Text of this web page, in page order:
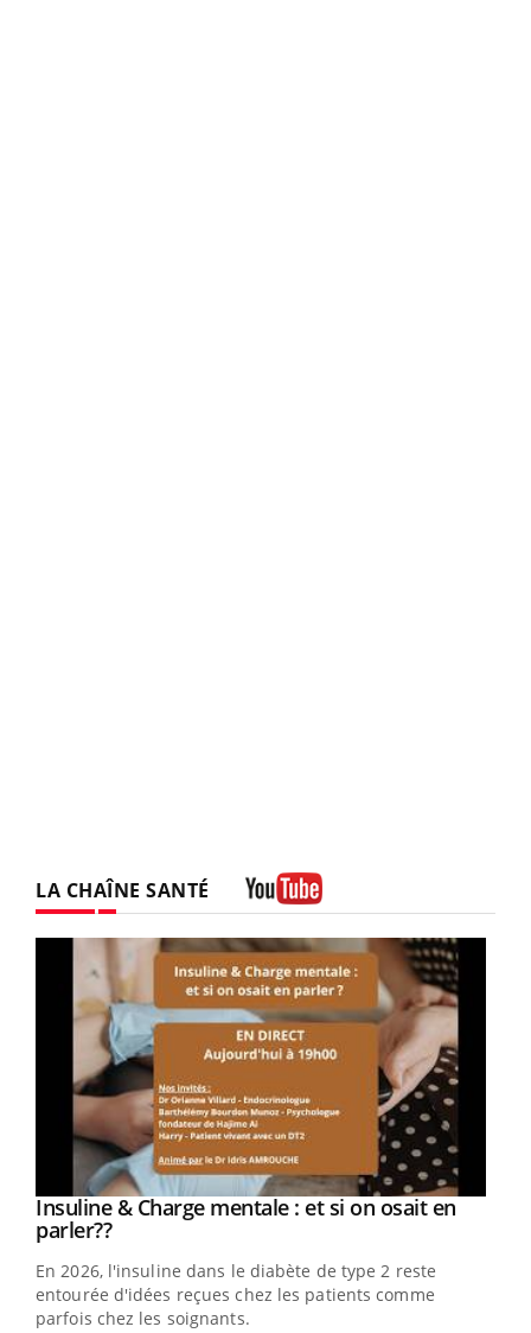
LA CHAÎNE SANTÉ
Youtube
Insuline & Charge mentale : et si on osait en
parler??Youtube
En 2026, l'insuline dans le diabète de type 2 reste
entourée d'idées reçues chez les patients comme
parfois chez les soignants.